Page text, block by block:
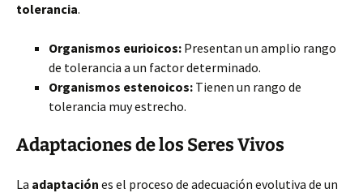
tolerancia.
Organismos eurioicos: Presentan un amplio rango
de tolerancia a un factor determinado.
Organismos estenoicos: Tienen un rango de
tolerancia muy estrecho.
Adaptaciones de los Seres Vivos
La adaptación es el proceso de adecuación evolutiva de un